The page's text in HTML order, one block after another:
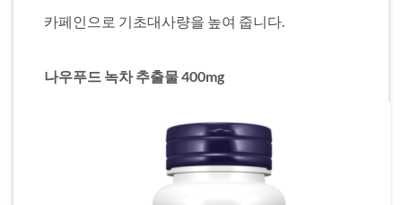
카페인으로 기초대사량을 높여 줍니다.
나우푸드 녹차 추출물 400mg